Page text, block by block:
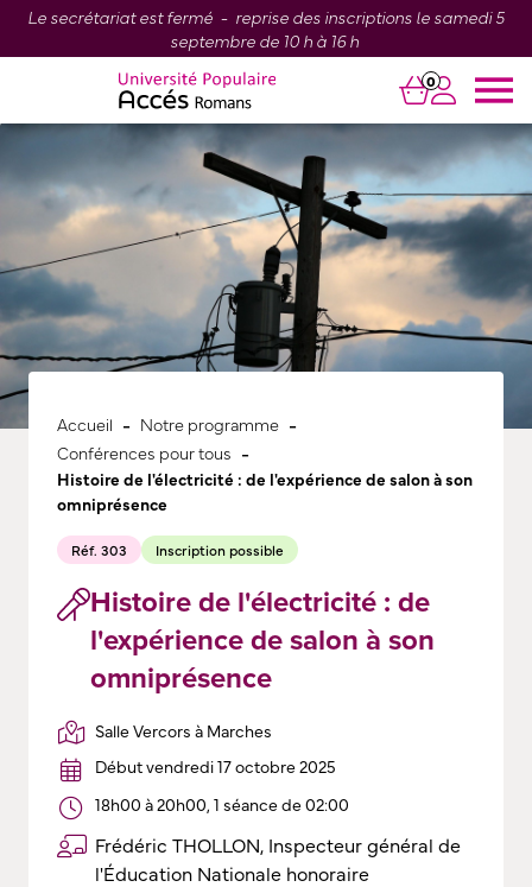
Le secrétariat est fermé - reprise des inscriptions le samedi 5
septembre de 10 h à 16 h
0
Accueil - Notre programme -
Conférences pour tous -
Histoire de l'électricité : de l'expérience de salon à son
omniprésence
Réf. 303 Inscription possible
Histoire de l'électricité : de
l'expérience de salon à son
omniprésence
Salle Vercors à Marches
Début vendredi 17 octobre 2025
18h00 à 20h00, 1 séance de 02:00
Frédéric THOLLON, Inspecteur général de
l'Éducation Nationale honoraire